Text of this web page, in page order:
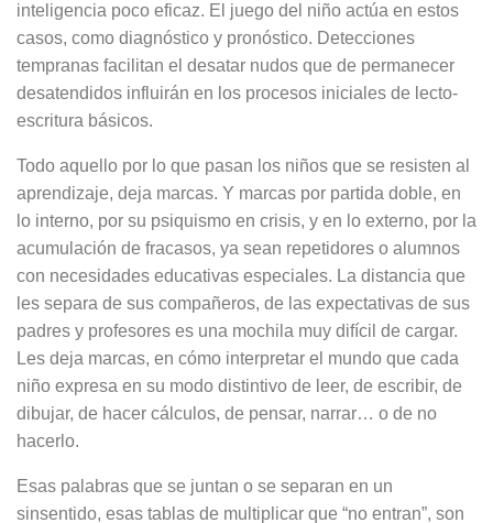
inteligencia poco eficaz. El juego del niño actúa en estos
casos, como diagnóstico y pronóstico. Detecciones
tempranas facilitan el desatar nudos que de permanecer
desatendidos influirán en los procesos iniciales de lecto-
escritura básicos.
Todo aquello por lo que pasan los niños que se resisten al
aprendizaje, deja marcas. Y marcas por partida doble, en
lo interno, por su psiquismo en crisis, y en lo externo, por la
acumulación de fracasos, ya sean repetidores o alumnos
con necesidades educativas especiales. La distancia que
les separa de sus compañeros, de las expectativas de sus
padres y profesores es una mochila muy difícil de cargar.
Les deja marcas, en cómo interpretar el mundo que cada
niño expresa en su modo distintivo de leer, de escribir, de
dibujar, de hacer cálculos, de pensar, narrar… o de no
hacerlo.
Esas palabras que se juntan o se separan en un
sinsentido, esas tablas de multiplicar que “no entran”, son